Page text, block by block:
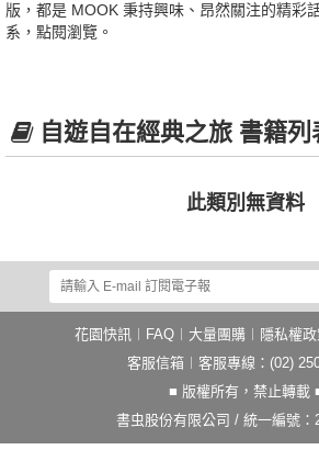
版，都是 MOOK 秉持興味、昂然關注的精彩
系，點閱瀏覽。
自遊自在經典之旅 書籍列
此類別無資料
花園快訊 FAQ 大量團購 隱私權
客服信箱 ︱客服專線：(02)
■ 版權所有，禁止轉載
書虫股份有限公司 / 統一編號：